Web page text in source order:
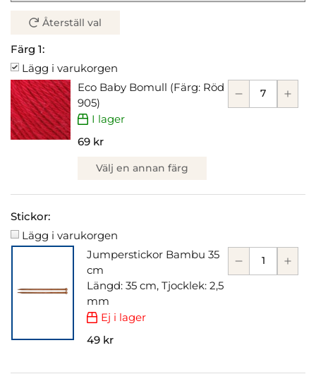
Återställ val
Färg 1:
Lägg i varukorgen
Eco Baby Bomull (Färg: Röd
905)
I lager
69 kr
Välj en annan färg
Stickor:
Lägg i varukorgen
Jumperstickor Bambu 35
cm
Längd: 35 cm, Tjocklek: 2,5
mm
Ej i lager
49 kr